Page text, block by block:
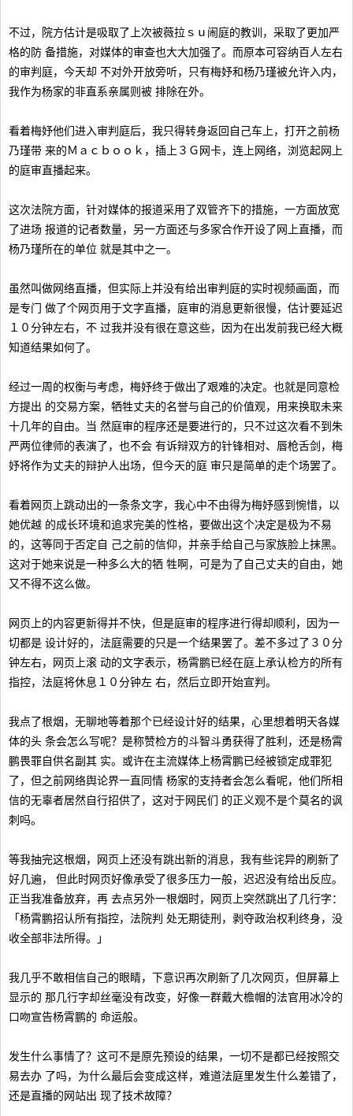
不过，院方估计是吸取了上次被薇拉ｓｕ闹庭的教训，采取了更加严
格的防 备措施，对媒体的审查也大大加强了。而原本可容纳百人左右
的审判庭，今天却 不对外开放旁听，只有梅妤和杨乃瑾被允许入内，
我作为杨家的非直系亲属则被 排除在外。
看着梅妤他们进入审判庭后，我只得转身返回自己车上，打开之前杨
乃瑾带 来的Ｍａｃｂｏｏｋ，插上３Ｇ网卡，连上网络，浏览起网上
的庭审直播起来。
这次法院方面，针对媒体的报道采用了双管齐下的措施，一方面放宽
了进场 报道的记者数量，另一方面还与多家合作开设了网上直播，而
杨乃瑾所在的单位 就是其中之一。
虽然叫做网络直播，但实际上并没有给出审判庭的实时视频画面，而
是专门 做了个网页用于文字直播，庭审的消息更新很慢，估计要延迟
１０分钟左右，不 过我并没有很在意这些，因为在出发前我已经大概
知道结果如何了。
经过一周的权衡与考虑，梅妤终于做出了艰难的决定。也就是同意检
方提出 的交易方案，牺牲丈夫的名誉与自己的价值观，用来换取未来
十几年的自由。当 然庭审的程序还是要进行的，只不过这次看不到朱
严两位律师的表演了，也不会 有诉辩双方的针锋相对、唇枪舌剑，梅
妤将作为丈夫的辩护人出场，但今天的庭 审只是简单的走个场罢了。
看着网页上跳动出的一条条文字，我心中不由得为梅妤感到惋惜，以
她优越 的成长环境和追求完美的性格，要做出这个决定是极为不易
的，这等同于否定自 己之前的信仰，并亲手给自己与家族脸上抹黑。
这对于她来说是一种多么大的牺 牲啊，可是为了自己丈夫的自由，她
又不得不这么做。
网页上的内容更新得并不快，但是庭审的程序进行得却顺利，因为一
切都是 设计好的，法庭需要的只是一个结果罢了。差不多过了３０分
钟左右，网页上滚 动的文字表示，杨霄鹏已经在庭上承认检方的所有
指控，法庭将休息１０分钟左 右，然后立即开始宣判。
我点了根烟，无聊地等着那个已经设计好的结果，心里想着明天各媒
体的头 条会怎么写呢？是称赞检方的斗智斗勇获得了胜利，还是杨霄
鹏畏罪自供名副其 实。或许在主流媒体上杨霄鹏已经被锁定成罪犯
了，但之前网络舆论界一直同情 杨家的支持者会怎么看呢，他们所相
信的无辜者居然自行招供了，这对于网民们 的正义观不是个莫名的讽
刺吗。
等我抽完这根烟，网页上还没有跳出新的消息，我有些诧异的刷新了
好几遍， 但此时网页好像承受了很多压力一般，迟迟没有给出反应。
正当我准备放弃，再 去点另外一根烟时，网页上突然跳出了几行字：
「杨霄鹏招认所有指控，法院判 处无期徒刑，剥夺政治权利终身，没
收全部非法所得。」
我几乎不敢相信自己的眼睛，下意识再次刷新了几次网页，但屏幕上
显示的 那几行字却丝毫没有改变，好像一群戴大檐帽的法官用冰冷的
口吻宣告杨霄鹏的 命运般。
发生什么事情了？这可不是原先预设的结果，一切不是都已经按照交
易去办 了吗，为什么最后会变成这样，难道法庭里发生什么差错了，
还是直播的网站出 现了技术故障？